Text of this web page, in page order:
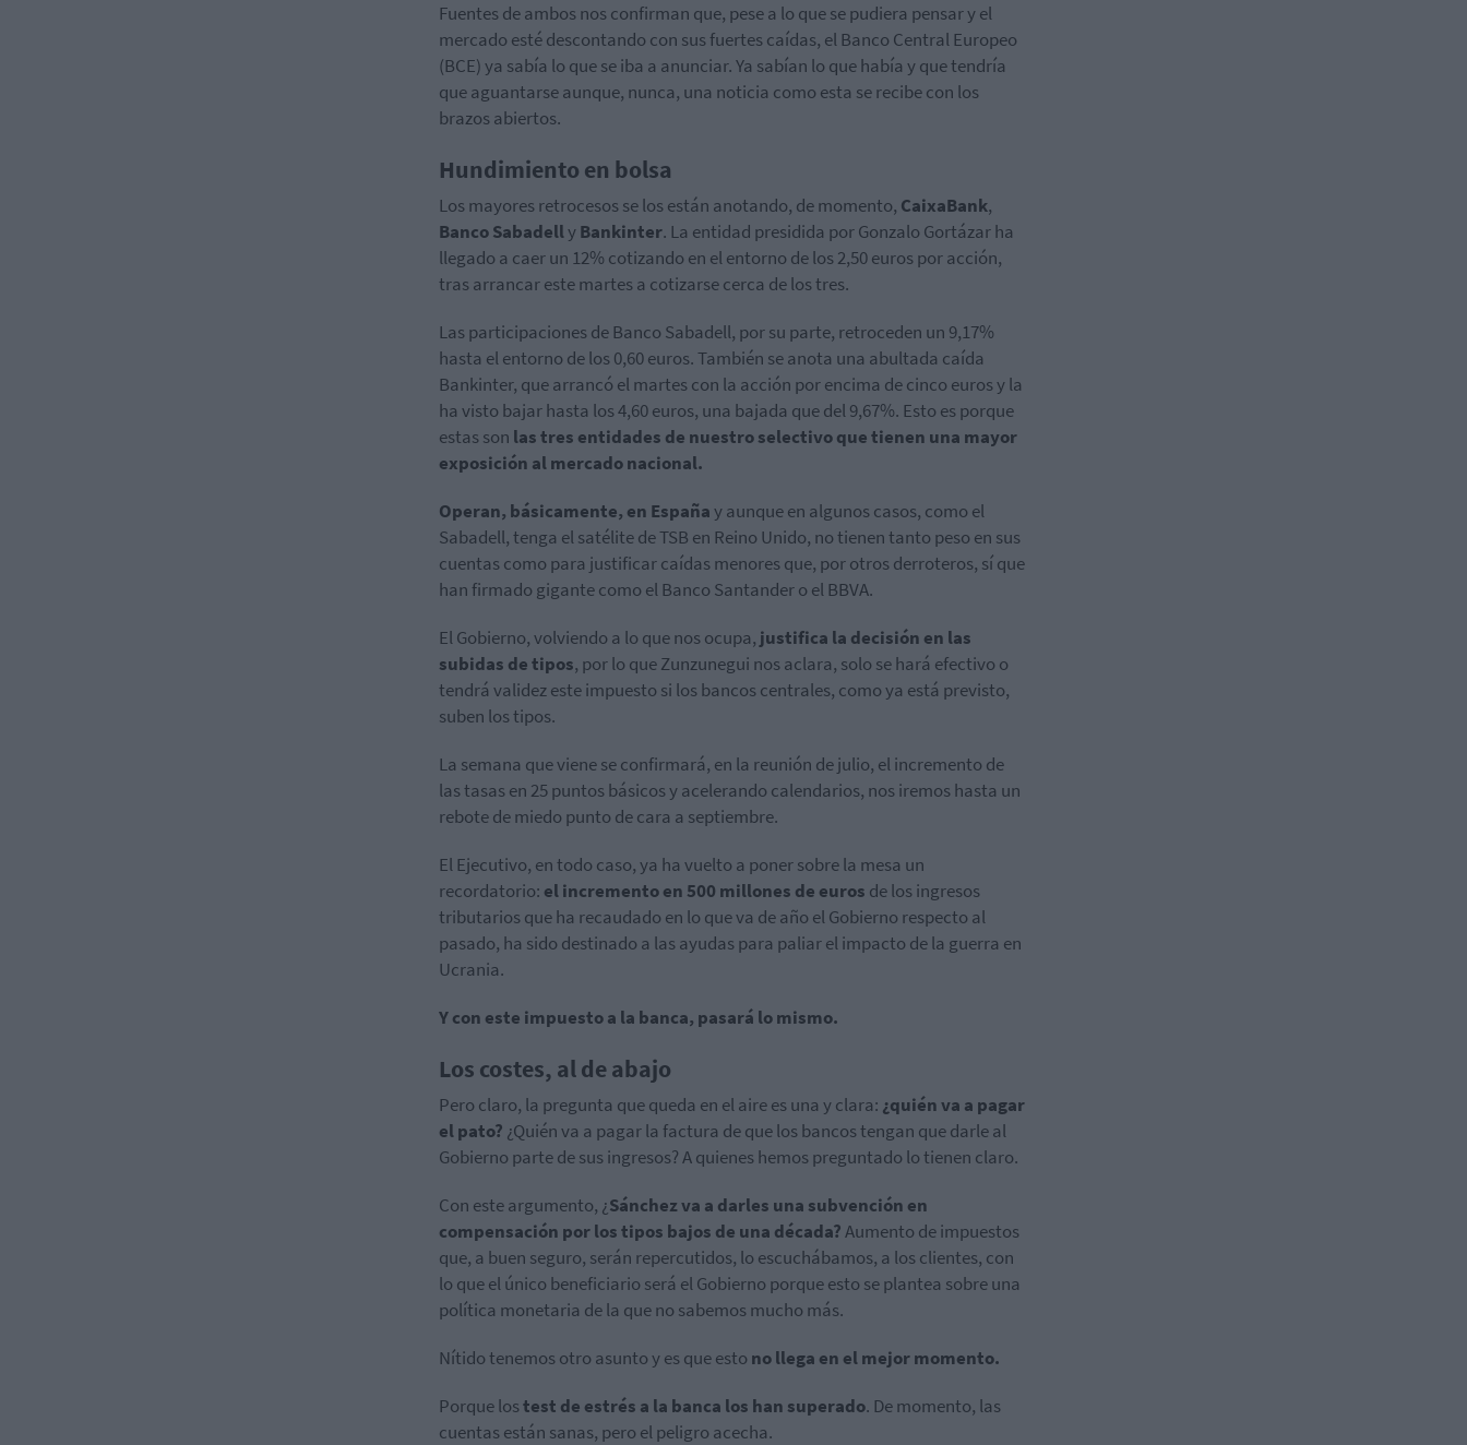
Fuentes de ambos nos confirman que, pese a lo que se pudiera pensar y el
mercado esté descontando con sus fuertes caídas, el Banco Central Europeo
(BCE) ya sabía lo que se iba a anunciar. Ya sabían lo que había y que tendría
que aguantarse aunque, nunca, una noticia como esta se recibe con los
brazos abiertos.
Hundimiento en bolsa
Los mayores retrocesos se los están anotando, de momento, CaixaBank,
BancoSabadellyBankinter. La entidad presidida por Gonzalo Gortázar ha
llegado a caer un 12% cotizando en el entorno de los 2,50 euros por acción,
tras arrancar este martes a cotizarse cerca de los tres.
Las participaciones de Banco Sabadell, por su parte, retroceden un 9,17%
hasta el entorno de los 0,60 euros. También se anota una abultada caída
Bankinter, que arrancó el martes con la acción por encima de cinco euros y la
ha visto bajar hasta los 4,60 euros, una bajada que del 9,67%. Esto es porque
estas son las tres entidades de nuestro selectivo que tienen una mayor
exposición al mercado nacional.
Operan, básicamente, en Españay aunque en algunos casos, como el
Sabadell, tenga el satélite de TSB en Reino Unido, no tienen tanto peso en sus
cuentas como para justificar caídas menores que, por otros derroteros, sí que
han firmado gigante como el Banco Santander o el BBVA.
El Gobierno, volviendo a lo que nos ocupa, justifica la decisión en las
subidas de tipos, por lo que Zunzunegui nos aclara, solo se hará efectivo o
tendrá validez este impuesto si los bancos centrales, como ya está previsto,
suben los tipos.
La semana que viene se confirmará, en la reunión de julio, el incremento de
las tasas en 25 puntos básicos y acelerando calendarios, nos iremos hasta un
rebote de miedo punto de cara a septiembre.
El Ejecutivo, en todo caso, ya ha vuelto a poner sobre la mesa un
recordatorio: el incremento en 500 millones de euros de los ingresos
tributarios que ha recaudado en lo que va de año el Gobierno respecto al
pasado, ha sido destinado a las ayudas para paliar el impacto de la guerra en
Ucrania.
Y con este impuesto a la banca, pasará lo mismo.
Los costes, al de abajo
Pero claro, la pregunta que queda en el aire es una y clara: ¿quién va a pagar
el pato? ¿Quién va a pagar la factura de que los bancos tengan que darle al
Gobierno parte de sus ingresos? A quienes hemos preguntado lo tienen claro.
Con este argumento, ¿Sánchez va a darles una subvención en
compensación por los tipos bajos de una década?Aumento de impuestos
que, a buen seguro, serán repercutidos, lo escuchábamos, a los clientes, con
lo que el único beneficiario será el Gobierno porque esto se plantea sobre una
política monetaria de la que no sabemos mucho más.
Nítido tenemos otro asunto y es que esto no llega en el mejor momento.
Porque lostest de estrés a la banca los han superado. De momento, las
cuentas están sanas, pero el peligro acecha.